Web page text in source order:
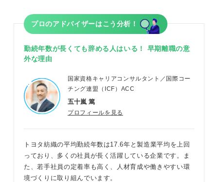
プロのアドバイザーはこう分析！
勤続年数が長くても辞める人はいる！ 早期離職の意
外な理由
国家資格キャリアコンサルタント／国際コー
チング連盟（ICF）ACC
五十嵐 篤
プロフィールを見る
トヨタ紡織の平均勤続年数は17.6年と製造業平均を上回
っており、多くの社員が長く活躍している企業です。ま
た、若手社員の定着率も高く、人材育成や働きやすい環
境づくりに取り組んでいます。